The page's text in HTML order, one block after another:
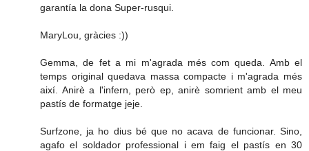
garantía la dona Super-rusqui.
MaryLou, gràcies :))
Gemma, de fet a mi m'agrada més com queda. Amb el
temps original quedava massa compacte i m'agrada més
així. Anirè a l'infern, però ep, anirè somrient amb el meu
pastís de formatge jeje.
Surfzone, ja ho dius bé que no acava de funcionar. Sino,
agafo el soldador professional i em faig el pastís en 30